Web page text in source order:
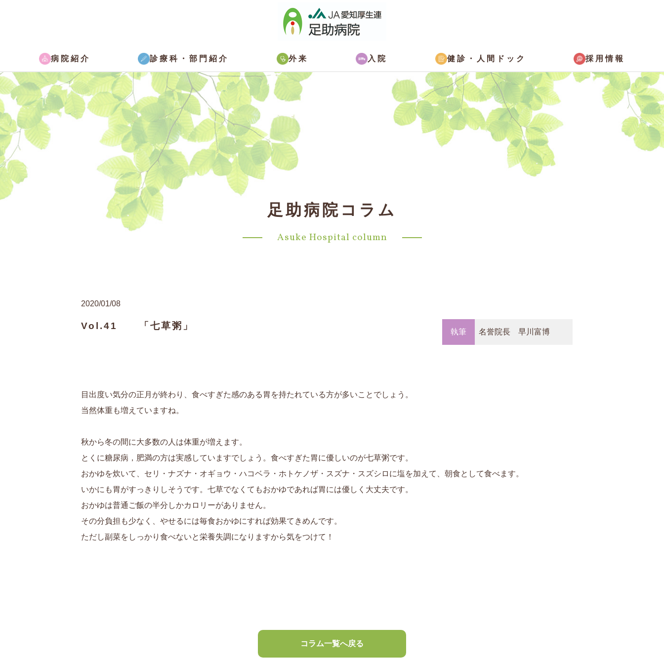
病院紹介 診療科・部門紹介 外来 入院 健診・ 人間ドック 採用情報
足助病院コラム
Asuke Hospital column
2020/01/08
Vol.41 「七草粥」
執筆 名誉院長 早川富博
目出度い気分の正月が終わり、食べすぎた感のある胃を持たれている方が多いことでしょう。
当然体重も増えていますね。
秋から冬の間に大多数の人は体重が増えます。
とくに糖尿病，肥満の方は実感していますでしょう。食べすぎた胃に優しいのが七草粥です。
おかゆを炊いて、セリ・ナズナ・オギョウ・ハコベラ・ホトケノザ・スズナ・スズシロに塩を加えて、朝食として食べます。
いかにも胃がすっきりしそうです。七草でなくてもおかゆであれば胃には優しく大丈夫です。
おかゆは普通ご飯の半分しかカロリーがありません。
その分負担も少なく、やせるには毎食おかゆにすれば効果てきめんです。
ただし副菜をしっかり食べないと栄養失調になりますから気をつけて！
コラム一覧へ戻る